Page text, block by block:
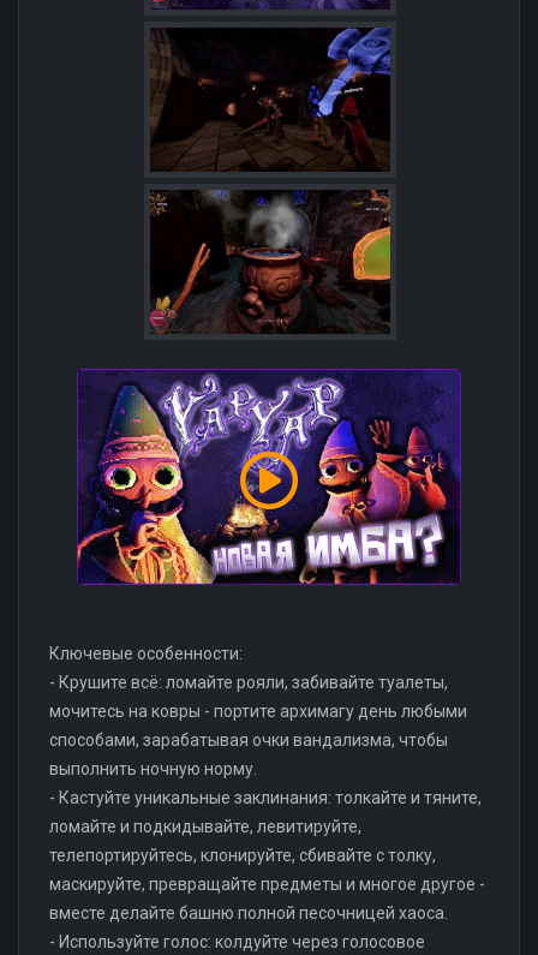
Ключевые особенности:
- Крушите всё: ломайте рояли, забивайте туалеты,
мочитесь на ковры - портите архимагу день любыми
способами, зарабатывая очки вандализма, чтобы
выполнить ночную норму.
- Кастуйте уникальные заклинания: толкайте и тяните,
ломайте и подкидывайте, левитируйте,
телепортируйтесь, клонируйте, сбивайте с толку,
маскируйте, превращайте предметы и многое другое -
вместе делайте башню полной песочницей хаоса.
- Используйте голос: колдуйте через голосовое